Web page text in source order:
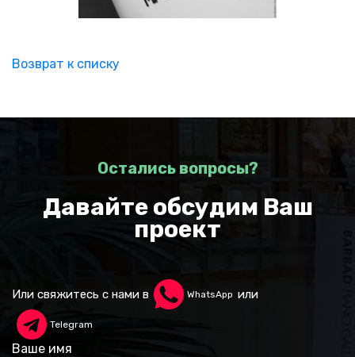
Возврат к списку
Остались вопросы?
Давайте обсудим Ваш
проект
Или свяжитесь с нами в WhatsApp или
Telegram
Ваше имя